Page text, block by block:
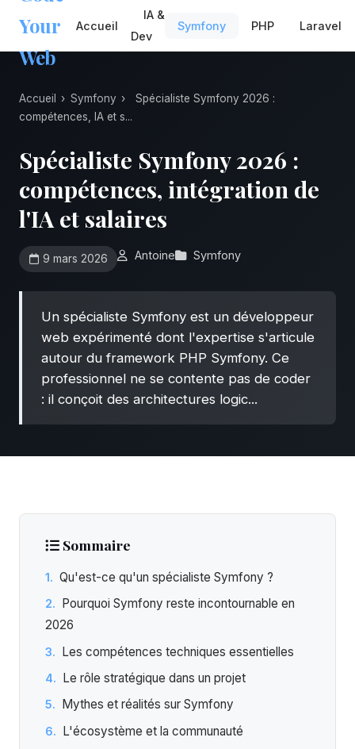
Your
Web
Accueil
IA &
Dev
Symfony PHP Laravel
Accueil › Symfony ›
Spécialiste Symfony 2026 :
compétences, IA et s...
Spécialiste Symfony 2026 :
compétences, intégration de
l'IA et salaires
9 mars 2026 Antoine Symfony
Un spécialiste Symfony est un développeur
web expérimenté dont l'expertise s'articule
autour du framework PHP Symfony. Ce
professionnel ne se contente pas de coder
: il conçoit des architectures logic...
Sommaire
Qu'est-ce qu'un spécialiste Symfony ?
Pourquoi Symfony reste incontournable en
2026
Les compétences techniques essentielles
Le rôle stratégique dans un projet
Mythes et réalités sur Symfony
L'écosystème et la communauté